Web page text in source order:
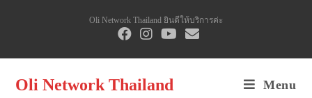
Oli Network Thailand ยินดีให้บริการค่ะ
Oli Network Thailand Menu